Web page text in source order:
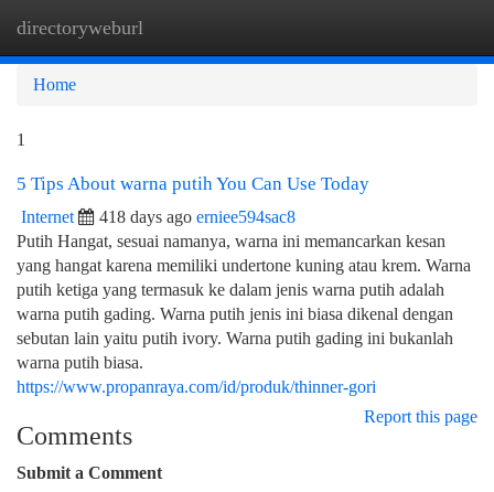
directoryweburl
Home
1
5 Tips About warna putih You Can Use Today
Internet 418 days ago erniee594sac8
Putih Hangat, sesuai namanya, warna ini memancarkan kesan
yang hangat karena memiliki undertone kuning atau krem. Warna
putih ketiga yang termasuk ke dalam jenis warna putih adalah
warna putih gading. Warna putih jenis ini biasa dikenal dengan
sebutan lain yaitu putih ivory. Warna putih gading ini bukanlah
warna putih biasa.
https://www.propanraya.com/id/produk/thinner-gori
Report this page
Comments
Submit a Comment